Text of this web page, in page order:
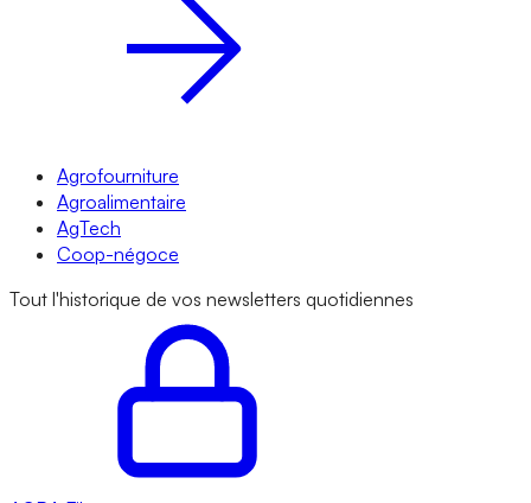
Agrofourniture
Agroalimentaire
AgTech
Coop-négoce
Tout l'historique de vos newsletters quotidiennes